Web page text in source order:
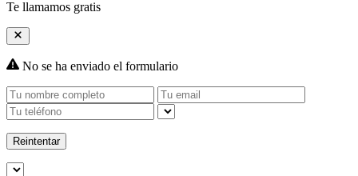
Te llamamos gratis
No se ha enviado el formulario
Reintentar